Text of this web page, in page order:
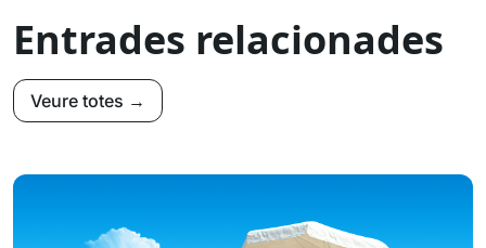
Entrades relacionades
Veure totes →